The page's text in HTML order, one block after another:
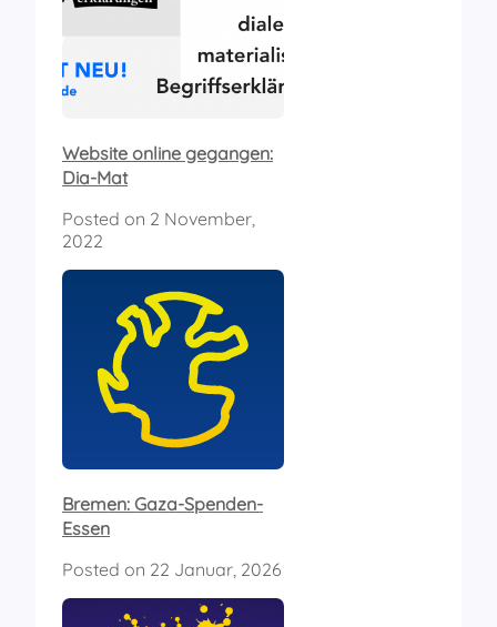
Website online gegangen:
Dia-Mat
Posted on 2 November,
2022
Bremen: Gaza-Spenden-
Essen
Posted on 22 Januar, 2026